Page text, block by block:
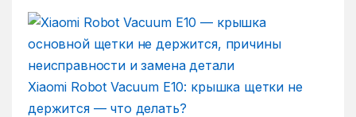
Xiaomi Robot Vacuum E10: крышка щетки не
держится — что делать?